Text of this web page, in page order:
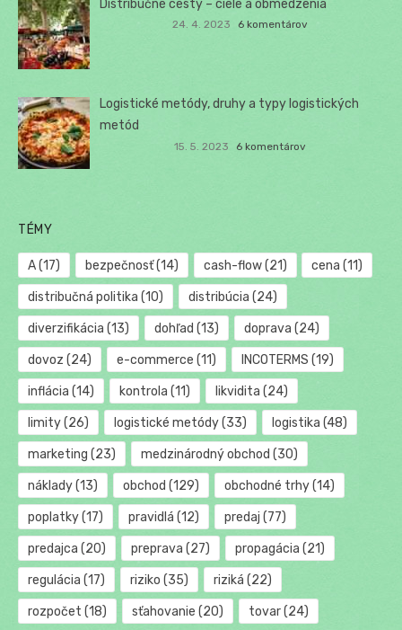
Distribučné cesty – ciele a obmedzenia
24. 4. 2023 6 komentárov
Logistické metódy, druhy a typy logistických
metód
15. 5. 2023 6 komentárov
TÉMY
A(17) bezpečnosť(14) cash-flow(21) cena (11)
distribučná politika (10) distribúcia (24)
diverzifikácia (13) dohľad (13) doprava (24)
dovoz (24) e-commerce (11) INCOTERMS (19)
inflácia (14) kontrola (11) likvidita (24)
limity(26) logistické metódy(33) logistika (48)
marketing (23) medzinárodný obchod (30)
náklady(13) obchod (129) obchodné trhy(14)
poplatky(17) pravidlá (12) predaj (77)
predajca (20) preprava (27) propagácia (21)
regulácia (17) riziko (35) riziká (22)
rozpočet (18) sťahovanie (20) tovar(24)